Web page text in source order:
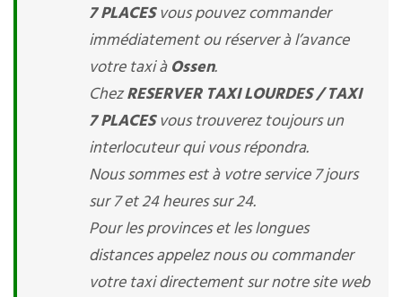
7 PLACESvous pouvez commander
immédiatement ou réserver à l’avance
votre taxi àOssen.
ChezRESERVER TAXI LOURDES / TAXI
7 PLACESvous trouverez toujours un
interlocuteur qui vous répondra.
Nous sommes est à votre service 7 jours
sur 7 et 24 heures sur 24.
Pour les provinces et les longues
distances appelez nous ou commander
votre taxi directement sur notre site web